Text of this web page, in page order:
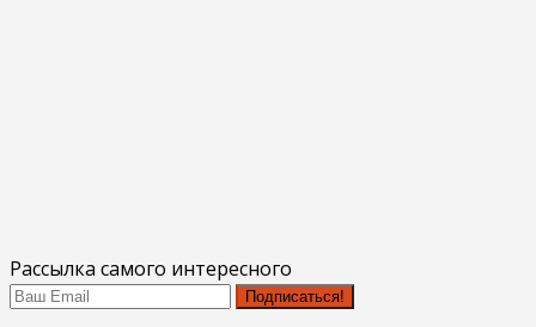
Рассылка самого интересного
Подписаться!